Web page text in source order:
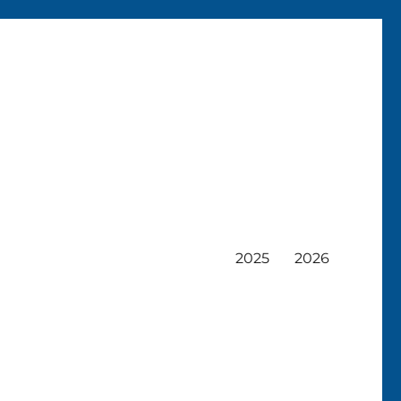
2025 2026